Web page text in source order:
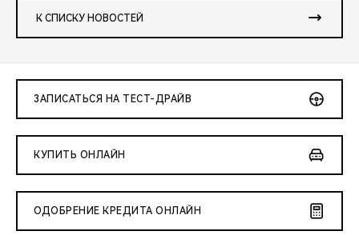
К СПИСКУ НОВОСТЕЙ
ЗАПИСАТЬСЯ НА ТЕСТ-ДРАЙВ
КУПИТЬ ОНЛАЙН
ОДОБРЕНИЕ КРЕДИТА ОНЛАЙН